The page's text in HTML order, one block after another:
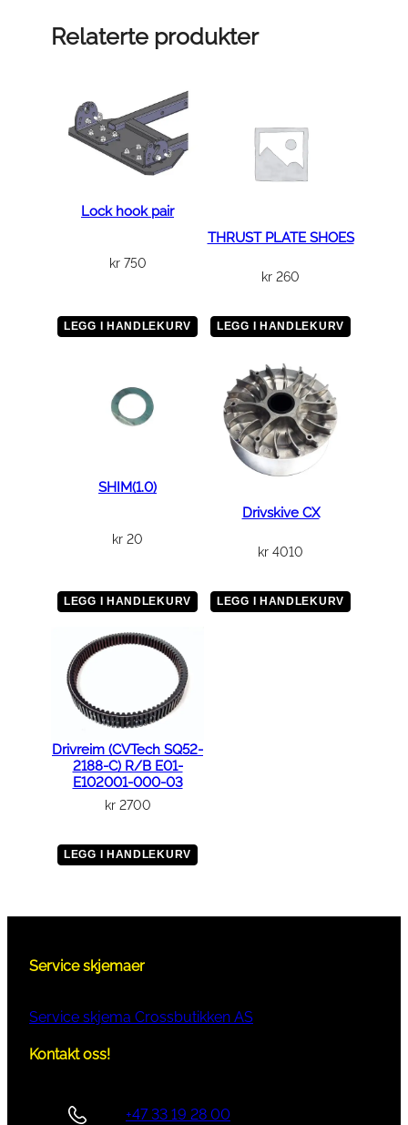
Relaterte produkter
Lock hook pair
kr750
LEGG I HANDLEKURV
THRUST PLATE SHOES
kr 260
LEGG I HANDLEKURV
SHIM(1.0)
kr 20
LEGG I HANDLEKURV
Drivskive CX
kr 4010
LEGG I HANDLEKURV
Drivreim (CVTech SQ52-
2188-C) R/B E01-
E102001-000-03
kr2700
LEGG I HANDLEKURV
Service skjemaer
Service skjema Crossbutikken AS
Kontakt oss!
+47 33 19 28 00